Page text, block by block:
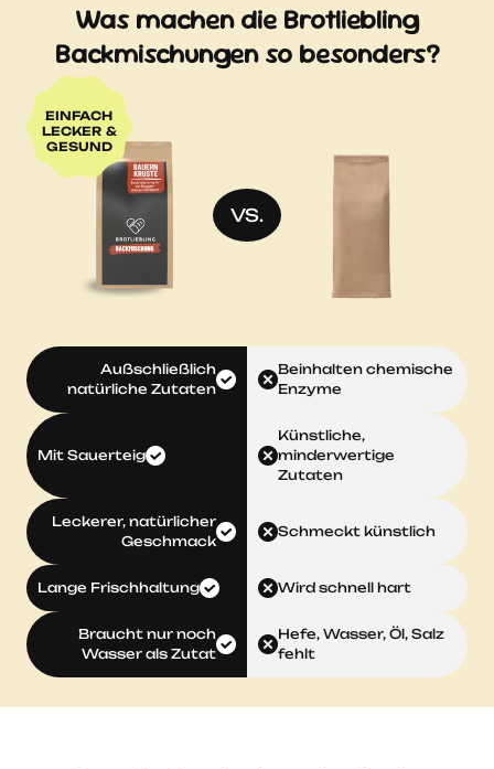
Was machen die Brotliebling
Backmischungen so besonders?
VS.
EINFACH
LECKER &
GESUND
Außschließlich
natürliche Zutaten
Beinhalten chemische
Enzyme
Mit Sauerteig
Künstliche,
minderwertige
Zutaten
Leckerer, natürlicher
Geschmack
Schmeckt künstlich
Lange Frischhaltung Wird schnell hart
Braucht nur noch
Wasser als Zutat
Hefe, Wasser, Öl, Salz
fehlt